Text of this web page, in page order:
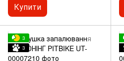
Купити
3
3